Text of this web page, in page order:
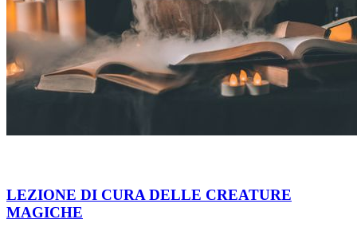
LEZIONE DI CURA DELLE CREATURE
MAGICHE